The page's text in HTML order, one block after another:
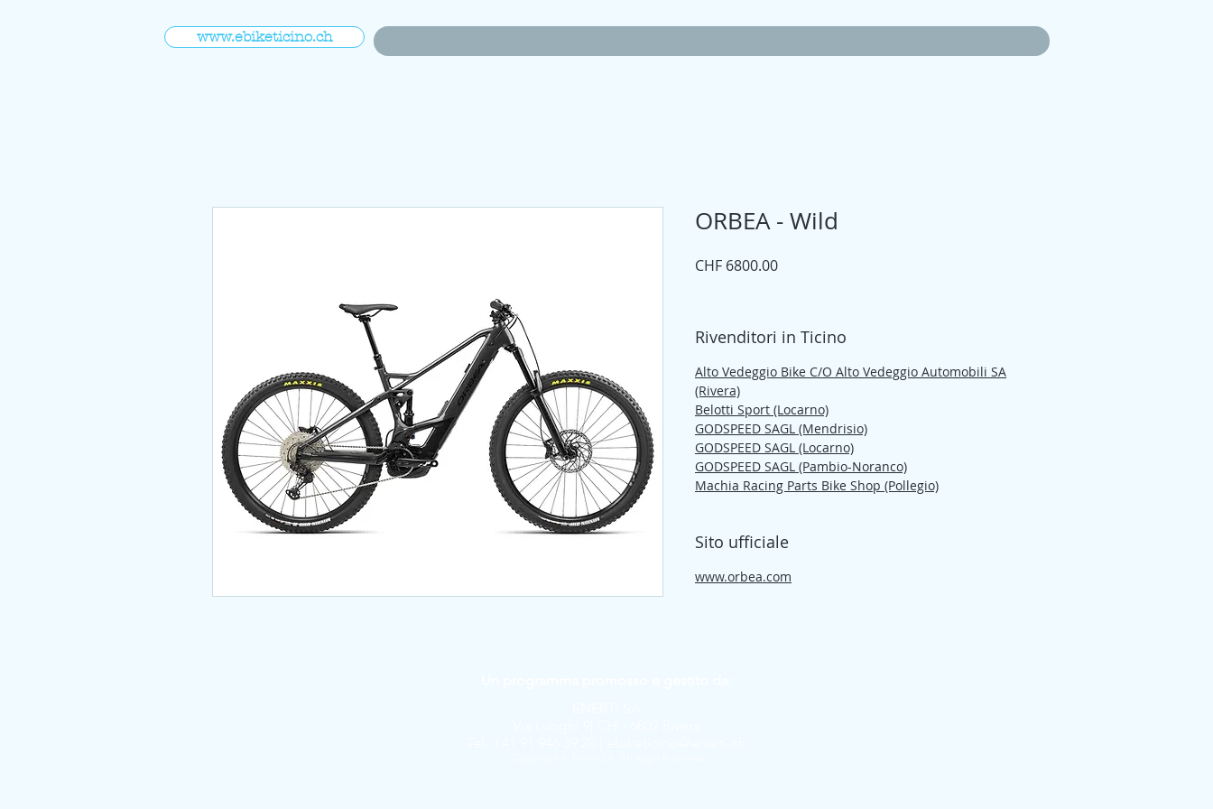
www.ebiketicino.ch
ORBEA - Wild
CHF 6800.00Prezzo
Rivenditori in Ticino
Alto Vedeggio Bike C/O Alto Vedeggio Automobili SA
(Rivera)
Belotti Sport (Locarno)
GODSPEED SAGL (Mendrisio)
GODSPEED SAGL (Locarno)
GODSPEED SAGL (Pambio-Noranco)
Machia Racing Parts Bike Shop (Pollegio)
Sito ufficiale
www.orbea.com